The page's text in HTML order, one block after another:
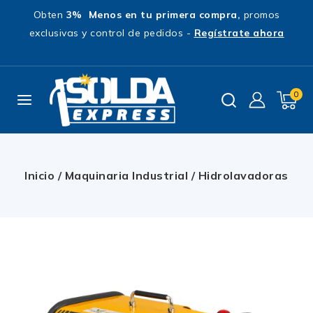
Obten 3% Menos en tu primera compra, promos
exclusivas y control de pedidos - Regístrate ahora
0
Inicio / Maquinaria Industrial / Hidrolavadoras